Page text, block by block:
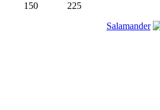
150 225
Salamander